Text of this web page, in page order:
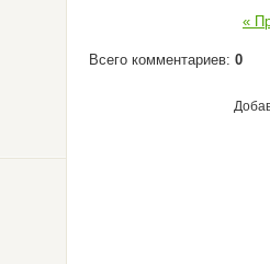
«
Всего комментариев: 0